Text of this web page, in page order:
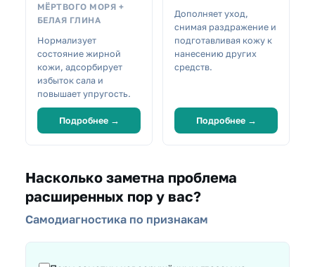
МЁРТВОГО МОРЯ +
БЕЛАЯ ГЛИНА
Нормализует
состояние жирной
кожи, адсорбирует
избыток сала и
повышает упругость.
Подробнее →
Дополняет уход,
снимая раздражение и
подготавливая кожу к
нанесению других
средств.
Подробнее →
Насколько заметна проблема
расширенных пор у вас?
Самодиагностика по признакам